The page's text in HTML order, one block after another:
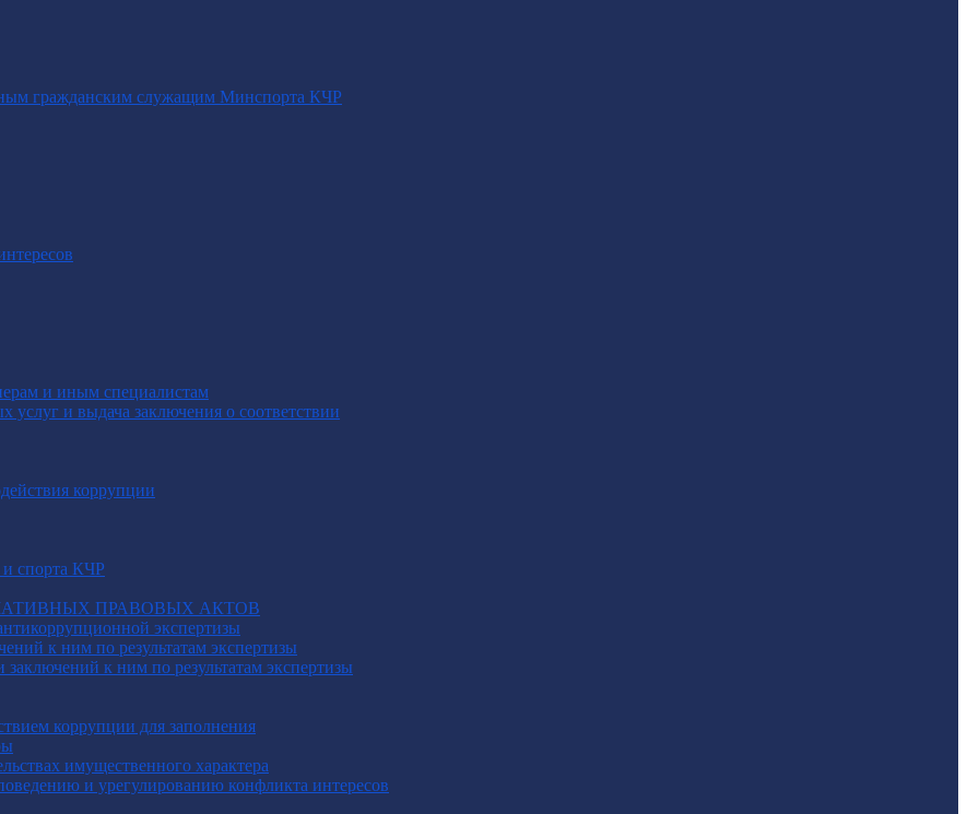
гражданским служащим Минспорта КЧР
и иным специалистам
услуг и выдача заключения о соответствии
коррупции
спорта КЧР
ПРАВОВЫХ АКТОВ
экспертизы
к ним по результатам экспертизы
к ним по результатам экспертизы
коррупции для заполнения
имущественного характера
и урегулированию конфликта интересов